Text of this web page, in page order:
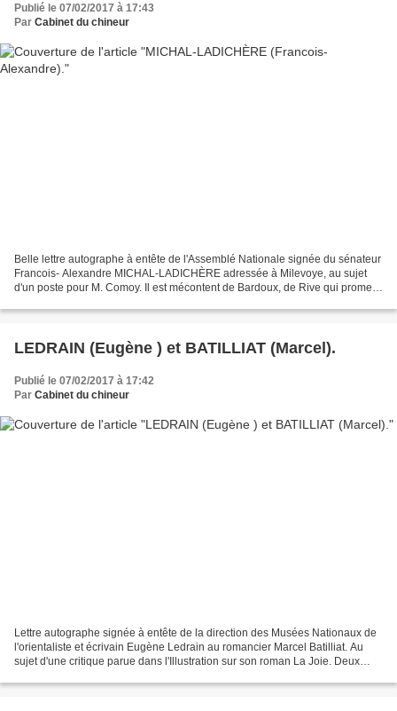
Publié le 07/02/2017 à 17:43
Par Cabinet du chineur
Belle lettre autographe à entête de l'Assemblé Nationale signée du sénateur
Francois- Alexandre MICHAL-LADICHÈRE adressée à Milevoye, au sujet
d'un poste pour M. Comoy. Il est mécontent de Bardoux, de Rive qui promet
LEDRAIN (Eugène ) et BATILLIAT (Marcel).
Publié le 07/02/2017 à 17:42
Par Cabinet du chineur
Lettre autographe signée à entête de la direction des Musées Nationaux de
l'orientaliste et écrivain Eugène Ledrain au romancier Marcel Batilliat. Au
sujet d'une critique parue dans l'Illustration sur son roman La Joie. Deux